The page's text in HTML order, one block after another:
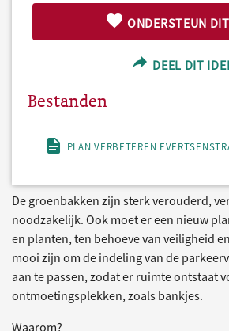
ONDERSTEUN
DEEL DIT
Bestanden
PLAN VERBETEREN
De groenbakken zijn sterk verouderd,
noodzakelijk. Ook moet er een nieuw
en planten, ten behoeve van veiligheid
mooi zijn om de indeling van de
aan te passen, zodat er ruimte ontstaat
ontmoetingsplekken, zoals bankjes.
Waarom?